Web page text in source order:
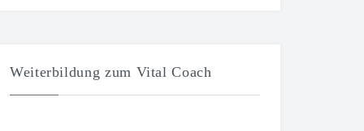
Weiterbildung zum Vital Coach